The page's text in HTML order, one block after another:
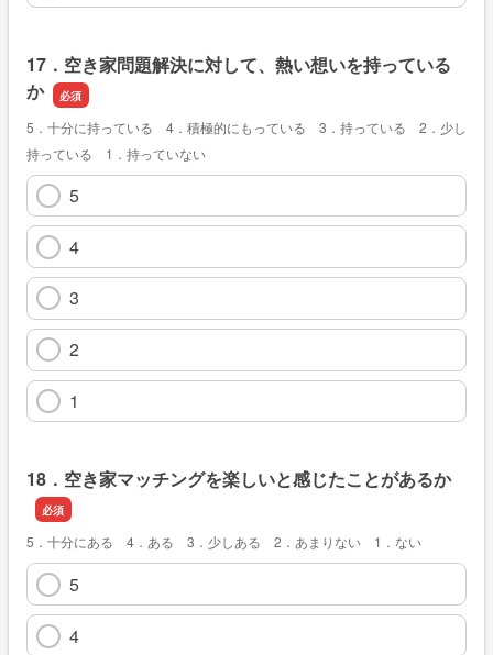
17．空き家問題解決に対して、熱い想いを持っている
か
5．十分に持っている 4．積極的にもっている 3．持っている 2．少し
持っている 1．持っていない
5
4
3
2
1
18．空き家マッチングを楽しいと感じたことがあるか
5．十分にある 4．ある 3．少しある 2．あまりない 1．ない
5
4